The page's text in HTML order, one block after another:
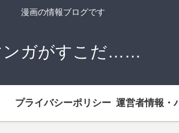
漫画の情報ブログです
ンガがすこだ……
プライバシーポリシー